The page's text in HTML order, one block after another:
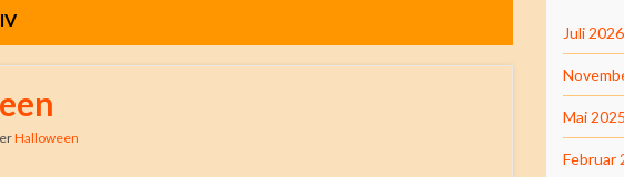
Halloween
Juli 2026
Mai 2025
Februar